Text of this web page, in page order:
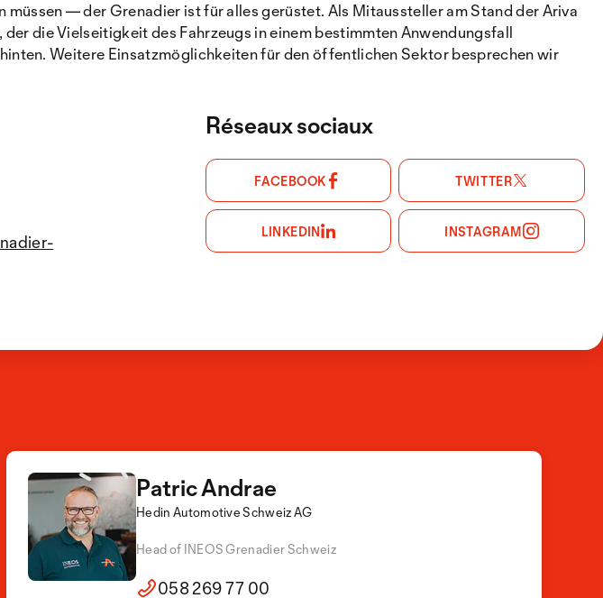
— der Grenadier ist für alles gerüstet. Als Mitaussteller am Stand der Ariva
die Vielseitigkeit des Fahrzeugs in einem bestimmten Anwendungsfall
Weitere Einsatzmöglichkeiten für den öffentlichen Sektor besprechen wir
Réseaux sociaux
FACEBOOK TWITTER
LINKEDIN INSTAGRAM
Patric Andrae
Hedin Automotive Schweiz AG
Head of INEOS Grenadier Schweiz
058 269 77 00